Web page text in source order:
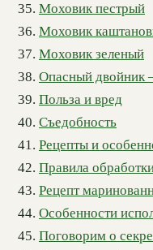
Моховик пестрый
Моховик
Моховик зеленый
Опасный двойник
Польза и вред
Съедобность
Рецепты и
Правила
Рецепт
Особенности
Поговорим о